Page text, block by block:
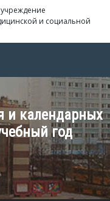
и социальной
и календарных
год